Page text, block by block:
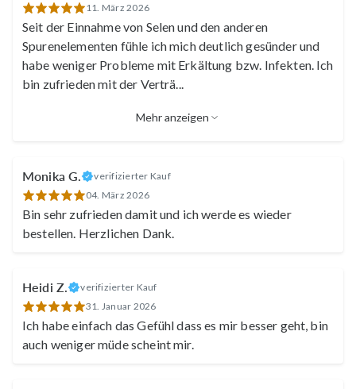
11. März 2026
Seit der Einnahme von Selen und den anderen
Spurenelementen fühle ich mich deutlich gesünder und
habe weniger Probleme mit Erkältung bzw. Infekten. Ich
bin zufrieden mit der Verträ
Mehr anzeigen
Monika G.
verifizierter Kauf
04. März 2026
Bin sehr zufrieden damit und ich werde es wieder
bestellen. Herzlichen Dank.
Heidi Z.
verifizierter Kauf
31. Januar 2026
Ich habe einfach das Gefühl dass es mir besser geht, bin
auch weniger müde scheint mir.